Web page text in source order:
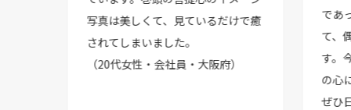
写真は美しくて、見ているだけで癒
されてしまいました。
（20代女性・会社員・大阪府）
であ
て、
す。
の心
ぜひ